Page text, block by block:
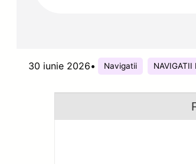
30 iunie 2026• Navigatii NAVIGATII